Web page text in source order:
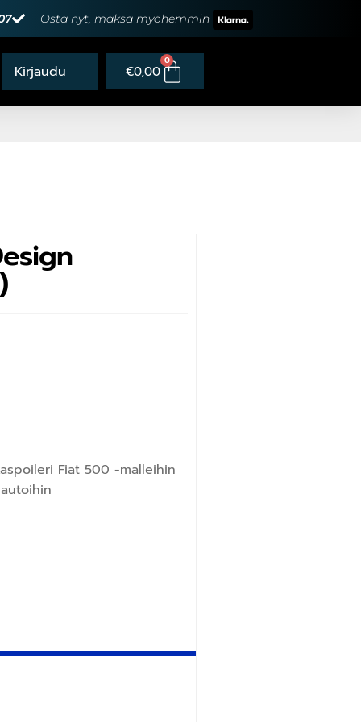
Osta nyt, maksa myöhemmin
€0,00
0
Fiat 500 -malleihin